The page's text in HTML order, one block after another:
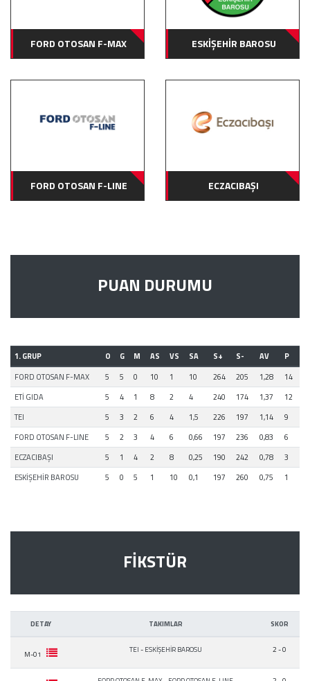
FORD OTOSAN F-MAX ESKİŞEHİR BAROSU
FORD OTOSAN F-LINE ECZACIBAŞI
PUAN DURUMU
1. GRUP O G M AS VS SA S+ S- AV
P
FORD OTOSAN F-MAX
5 5 0 10 1 10 264 205 1,28
14
ETİ GIDA
5 4 1 8 2 4 240 174 1,37
12
TEI
5 3 2 6 4 1,5 226 197 1,14
9
FORD OTOSAN F-LINE
5 2 3 4 6 0,66 197 236 0,83
6
ECZACIBAŞI
5 1 4 2 8 0,25 190 242 0,78
3
ESKİŞEHİR BAROSU
5 0 5 1 10 0,1 197 260 0,75 1
FİKSTÜR
DETAY TAKIMLAR SKOR
M-01 TEI - ESKİŞEHİR BAROSU 2 - 0